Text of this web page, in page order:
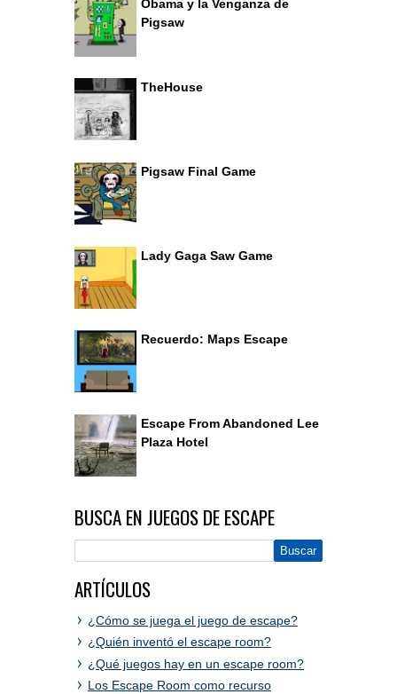
Obama y la Venganza de
Pigsaw
TheHouse
Pigsaw Final Game
Lady Gaga Saw Game
Recuerdo: Maps Escape
Escape From Abandoned Lee
Plaza Hotel
BUSCA EN JUEGOS DE ESCAPE
ARTÍCULOS
¿Cómo se juega el juego de escape?
¿Quién inventó el escape room?
¿Qué juegos hay en un escape room?
Los Escape Room como recurso